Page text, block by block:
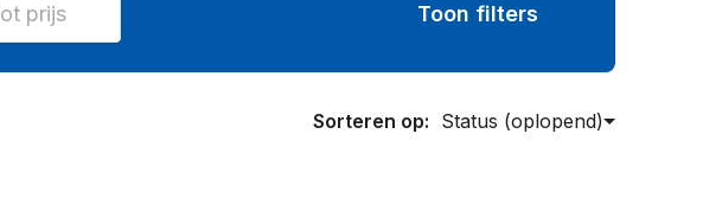
Toon filters
Sorteren op: